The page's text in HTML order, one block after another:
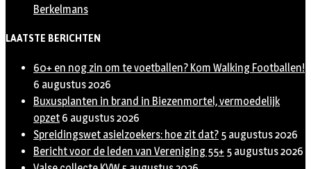
Berkelmans
LAATSTE BERICHTEN
60+ en nog zin om te voetballen? Kom Walking Footballen!
6 augustus 2026
Buxusplanten in brand in Biezenmortel, vermoedelijk
opzet 6 augustus 2026
Spreidingswet asielzoekers: hoe zit dat? 5 augustus 2026
Bericht voor de leden van Vereniging 55+ 5 augustus 2026